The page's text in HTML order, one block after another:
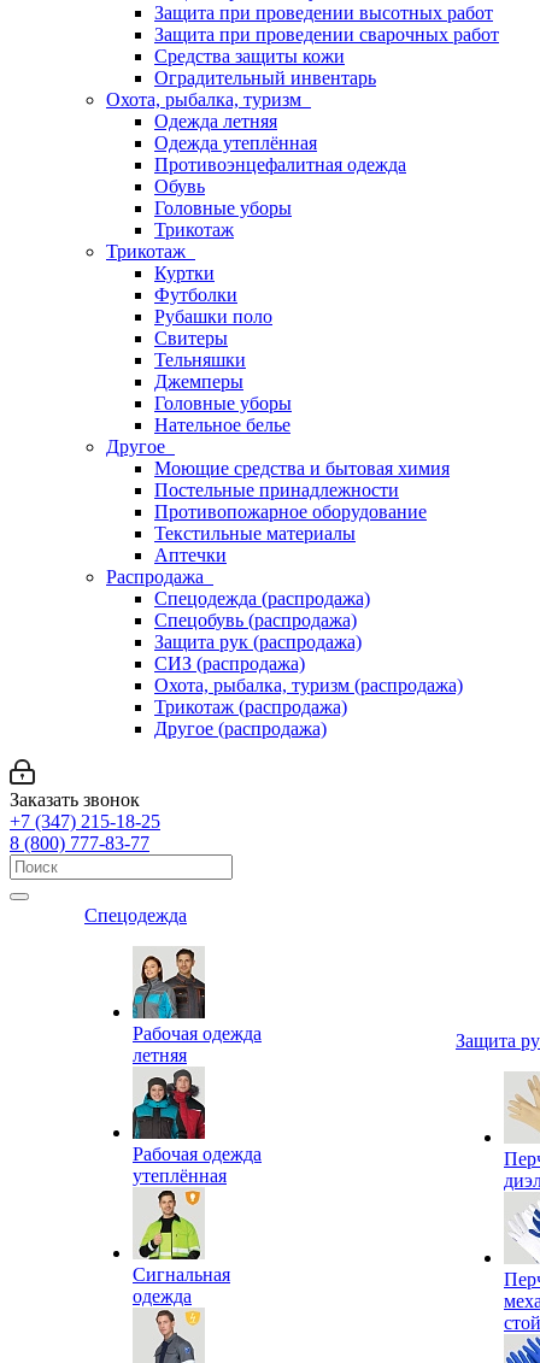
Защита при проведении высотных работ
Защита при проведении сварочных работ
Средства защиты кожи
Оградительный инвентарь
Охота, рыбалка, туризм
Одежда летняя
Одежда утеплённая
Противоэнцефалитная одежда
Обувь
Головные уборы
Трикотаж
Трикотаж
Куртки
Футболки
Рубашки поло
Свитеры
Тельняшки
Джемперы
Головные уборы
Нательное белье
Другое
Моющие средства и бытовая химия
Постельные принадлежности
Противопожарное оборудование
Текстильные материалы
Аптечки
Распродажа
Спецодежда (распродажа)
Спецобувь (распродажа)
Защита рук (распродажа)
СИЗ (распродажа)
Охота, рыбалка, туризм (распродажа)
Трикотаж (распродажа)
Другое (распродажа)
Заказать звонок
+7 (347) 215-18-25
8 (800) 777-83-77
Спецодежда
Рабочая одежда
летняя
Рабочая одежда
утеплённая
Сигнальная
одежда
Защита